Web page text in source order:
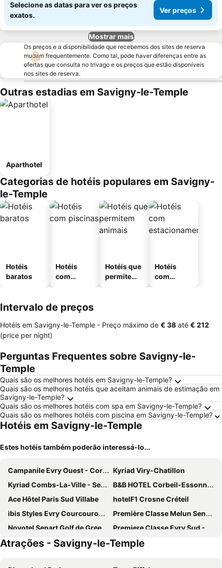
Selecione as datas para ver os preços
exatos.
Ver preços
Mostrar mais
Os preços e a disponibilidade que recebemos dos sites de reserva
mudam frequentemente. Como tal, pode haver diferenças entre as
ofertas que consulta no trivago e os preços que estão disponíveis
nos sites de reserva.
Outras estadias em Savigny-le-Temple
Aparthotel
Categorias de hotéis populares em Savigny-
le-Temple
Hotéis
baratos
Hotéis
com
Hotéis que
permitem
Hotéis
com
Intervalo de preços
Hotéis em Savigny-le-Temple - Preço máximo de ‎€ 38 até ‎€ 212
(price per night)
Perguntas Frequentes sobre Savigny-le-
Temple
Quais são os melhores hotéis em Savigny-le-Temple?
Quais são os melhores hotéis que aceitam animais de estimação em
Savigny-le-Temple?
Quais são os melhores hotéis com spa em Savigny-le-Temple?
Quais são os melhores hotéis com piscina em Savigny-le-Temple?
Hotéis em Savigny-le-Temple
Estes hotéis também poderão interessá-lo...
Campanile Evry Ouest - Corbeil Essonnes
Kyriad Viry-Chatillon
Kyriad Combs-La-Ville - Senart
B&B HOTEL Corbeil-Essonnes
Ace Hôtel Paris Sud Villabe
hotelF1 Crosne Créteil
ibis Styles Evry Courcouronnes Hotel and Events
Première Classe Melun Senart
Novotel Senart Golf de Greenparc
Premiere Classe Evry Sud - Mennecy
Novotel Evry Courcouronnes
hotelF1 Évry A6
Atrações - Savigny-le-Temple